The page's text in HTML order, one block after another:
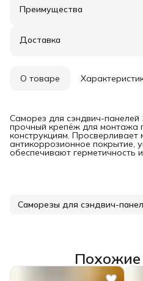
Преимущества
Оплата частями в Сплит
Удобный возврат
Доставка
О товаре
Саморез для сэндвич-
прочный крепёж для монтажа
конструкциям. Просверливает
антикоррозионное покрытие,
обеспечивают герметичность